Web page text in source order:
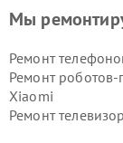
Мы
Ремонт
Ремонт
Xiaomi
Ремонт